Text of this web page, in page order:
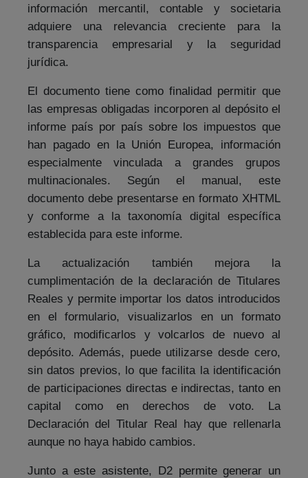
información mercantil, contable y societaria
adquiere una relevancia creciente para la
transparencia empresarial y la seguridad
jurídica.
El documento tiene como finalidad permitir que
las empresas obligadas incorporen al depósito el
informe país por país sobre los impuestos que
han pagado en la Unión Europea, información
especialmente vinculada a grandes grupos
multinacionales. Según el manual, este
documento debe presentarse en formato XHTML
y conforme a la taxonomía digital específica
establecida para este informe.
La actualización también mejora la
cumplimentación de la declaración de Titulares
Reales y permite importar los datos introducidos
en el formulario, visualizarlos en un formato
gráfico, modificarlos y volcarlos de nuevo al
depósito. Además, puede utilizarse desde cero,
sin datos previos, lo que facilita la identificación
de participaciones directas e indirectas, tanto en
capital como en derechos de voto. La
Declaración del Titular Real hay que rellenarla
aunque no haya habido cambios.
Junto a este asistente, D2 permite generar un